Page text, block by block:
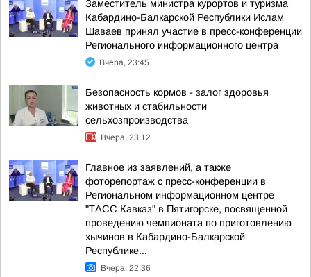
Заместитель министра курортов и туризма
Кабардино-Балкарской Республики Ислам
Шаваев принял участие в пресс-конференции
Регионального информационного центра
Вчера, 23:45
Безопасность кормов - залог здоровья
животных и стабильности
сельхозпроизводства
Вчера, 23:12
Главное из заявлений, а также
фоторепортаж с пресс-конференции в
Региональном информационном центре
"ТАСС Кавказ" в Пятигорске, посвященной
проведению чемпионата по приготовлению
хычинов в Кабардино-Балкарской
Республике...
Вчера, 22:36